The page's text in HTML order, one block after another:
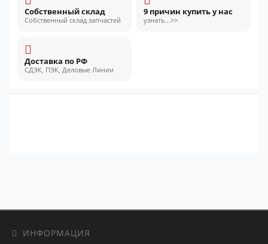
Собственный склад
Собственный склад запчастей
9 причин купить у нас
узнать...>>
Доставка по РФ
СДЭК, ПЭК, Деловые Линии
ИНФОРМАЦИЯ